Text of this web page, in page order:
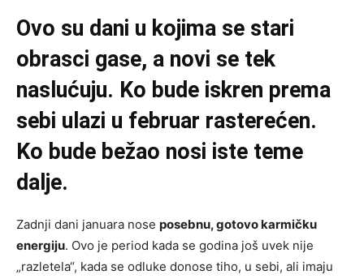
Ovo su dani u kojima se stari
obrasci gase, a novi se tek
naslućuju. Ko bude iskren prema
sebi ulazi u februar rasterećen.
Ko bude bežao nosi iste teme
dalje.
Zadnji dani januara nose posebnu, gotovo karmičku
energiju. Ovo je period kada se godina još uvek nije
„razletela“, kada se odluke donose tiho, u sebi, ali imaju